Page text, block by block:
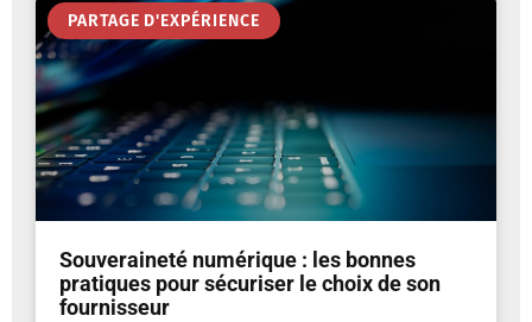
PARTAGE D'EXPÉRIENCE
Souveraineté numérique : les bonnes
pratiques pour sécuriser le choix de son
fournisseur